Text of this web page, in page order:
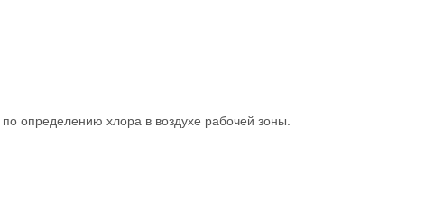
по определению хлора в воздухе рабочей зоны.